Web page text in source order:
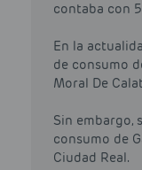
contaba con
En la
de consumo
Moral De
Sin embargo,
consumo de
Ciudad Real.